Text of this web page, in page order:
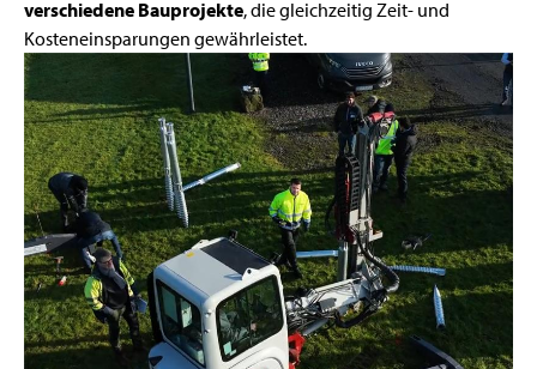
verschiedene Bauprojekte, die gleichzeitig Zeit- und
Kosteneinsparungen gewährleistet.